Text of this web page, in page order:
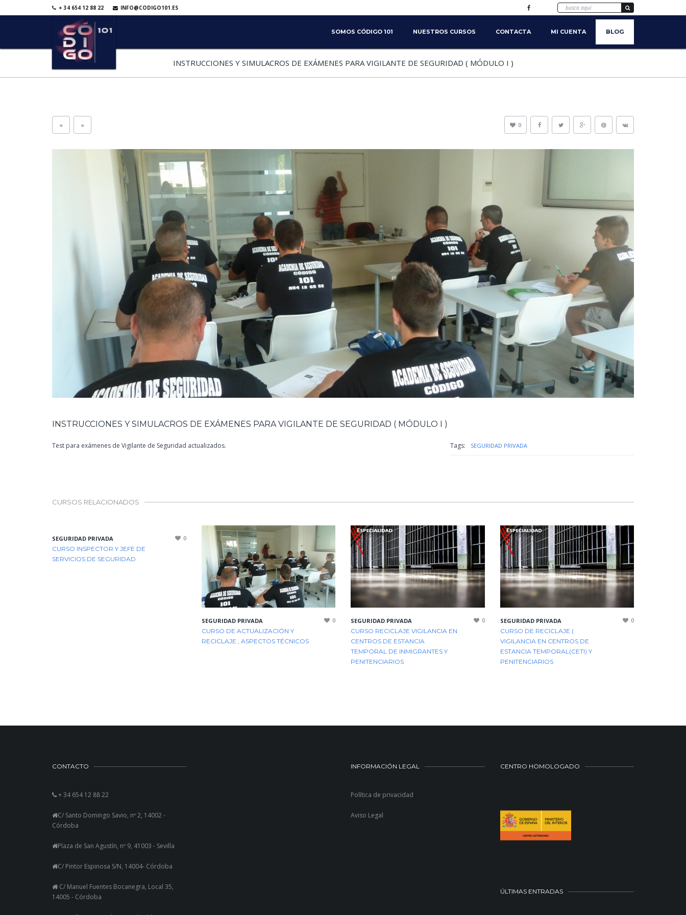
+ 34 654 12 88 22 INFO@CODIGO101.ES
MAIN MENU
SKIP TO PRIMARY CONTENT
SKIP TO SECONDARY CONTENT
SOMOS CÓDIGO 101 NUESTROS CURSOS CONTACTA MI CUENTA BLOG
INSTRUCCIONES Y SIMULACROS DE EXÁMENES PARA VIGILANTE DE SEGURIDAD ( MÓDULO I )
« » 0
INSTRUCCIONES Y SIMULACROS DE EXÁMENES PARA VIGILANTE DE SEGURIDAD ( MÓDULO I )
Test para exámenes de Vigilante de Seguridad actualizados. Tags: SEGURIDAD PRIVADA
CURSOS RELACIONADOS
SEGURIDAD PRIVADA
CURSO INSPECTOR Y JEFE DE
SERVICIOS DE SEGURIDAD
0
SEGURIDAD PRIVADA
CURSO DE ACTUALIZACIÓN Y
RECICLAJE , ASPECTOS TÉCNICOS
0
SEGURIDAD PRIVADA
CURSO RECICLAJE VIGILANCIA EN
CENTROS DE ESTANCIA
TEMPORAL DE INMIGRANTES Y
PENITENCIARIOS
0
SEGURIDAD PRIVADA
CURSO DE RECICLAJE (
VIGILANCIA EN CENTROS DE
ESTANCIA TEMPORAL(CETI) Y
PENITENCIARIOS
0
CONTACTO
+ 34 654 12 88 22
C/ Santo Domingo Savio, nº 2, 14002 -
Córdoba
Plaza de San Agustín, nº 9, 41003 - Sevilla
C/ Pintor Espinosa S/N, 14004- Córdoba
C/ Manuel Fuentes Bocanegra, Local 35,
14005 - Córdoba
INFORMACIÓN LEGAL
Política de privacidad
Aviso Legal
CENTRO HOMOLOGADO
ÚLTIMAS ENTRADAS